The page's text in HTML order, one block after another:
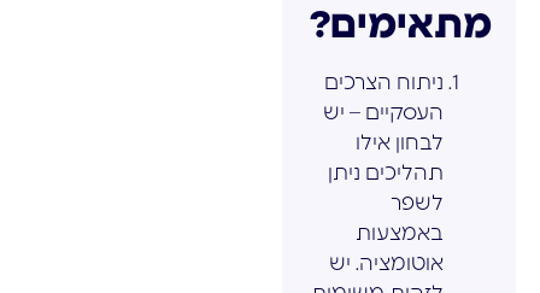
מתאימים?
ניתוח הצרכים
העסקיים – יש
לבחון אילו
תהליכים ניתן
לשפר
באמצעות
אוטומציה. יש